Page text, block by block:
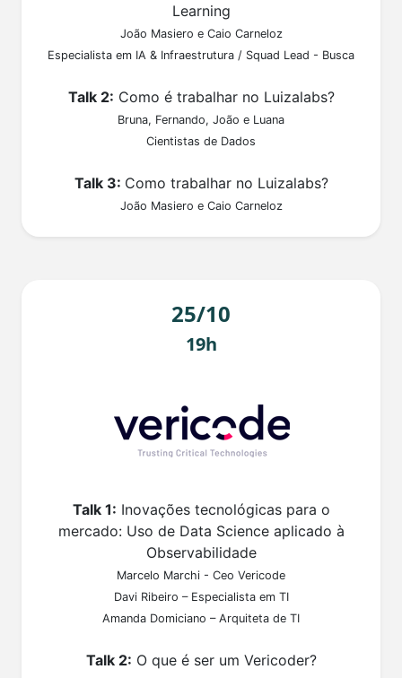
Learning
João Masiero e Caio Carneloz
Especialista em IA & Infraestrutura / Squad Lead - Busca
Talk 2: Como é trabalhar no Luizalabs?
Bruna, Fernando, João e Luana
Cientistas de Dados
Talk 3: Como trabalhar no Luizalabs?
João Masiero e Caio Carneloz
25/10
19h
Talk 1: Inovações tecnológicas para o
mercado: Uso de Data Science aplicado à
Observabilidade
Marcelo Marchi - Ceo Vericode
Davi Ribeiro – Especialista em TI
Amanda Domiciano – Arquiteta de TI
Talk 2: O que é ser um Vericoder?